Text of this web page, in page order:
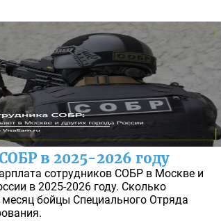
в 2025-2026 году
сотрудников СОБР в Москве и
в 2025-2026 году. Сколько
бойцы Специального Отряда